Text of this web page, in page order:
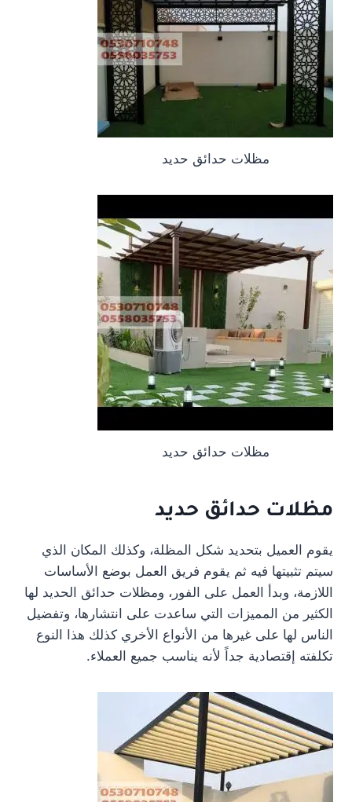
مظلات حدائق حديد
مظلات حدائق حديد
مظلات حدائق حديد
يقوم العميل بتحديد شكل المظلة، وكذلك المكان الذي
سيتم تثبيتها فيه ثم يقوم فريق العمل بوضع الأساسات
اللازمة، وبدأ العمل على الفور، ومظلات حدائق الحديد لها
الكثير من المميزات التي ساعدت على انتشارها، وتفضيل
الناس لها على غيرها من الأنواع الأخري كذلك هذا النوع
تكلفته إقتصادية جداً لأنه يناسب جميع العملاء.